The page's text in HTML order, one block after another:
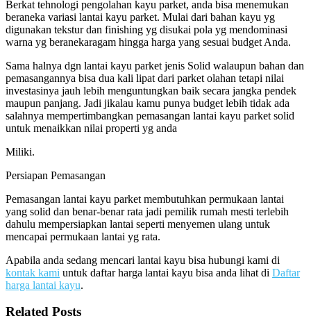
Berkat tehnologi pengolahan kayu parket, anda bisa menemukan
beraneka variasi lantai kayu parket. Mulai dari bahan kayu yg
digunakan tekstur dan finishing yg disukai pola yg mendominasi
warna yg beranekaragam hingga harga yang sesuai budget Anda.
Sama halnya dgn lantai kayu parket jenis Solid walaupun bahan dan
pemasangannya bisa dua kali lipat dari parket olahan tetapi nilai
investasinya jauh lebih menguntungkan baik secara jangka pendek
maupun panjang. Jadi jikalau kamu punya budget lebih tidak ada
salahnya mempertimbangkan pemasangan lantai kayu parket solid
untuk menaikkan nilai properti yg anda
Miliki.
Persiapan Pemasangan
Pemasangan lantai kayu parket membutuhkan permukaan lantai
yang solid dan benar-benar rata jadi pemilik rumah mesti terlebih
dahulu mempersiapkan lantai seperti menyemen ulang untuk
mencapai permukaan lantai yg rata.
Apabila anda sedang mencari lantai kayu bisa hubungi kami di
kontak kami untuk daftar harga lantai kayu bisa anda lihat di Daftar
harga lantai kayu.
Related Posts